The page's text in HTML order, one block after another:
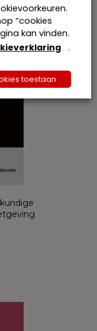
“cookies
kan vinden.
.
toestaan